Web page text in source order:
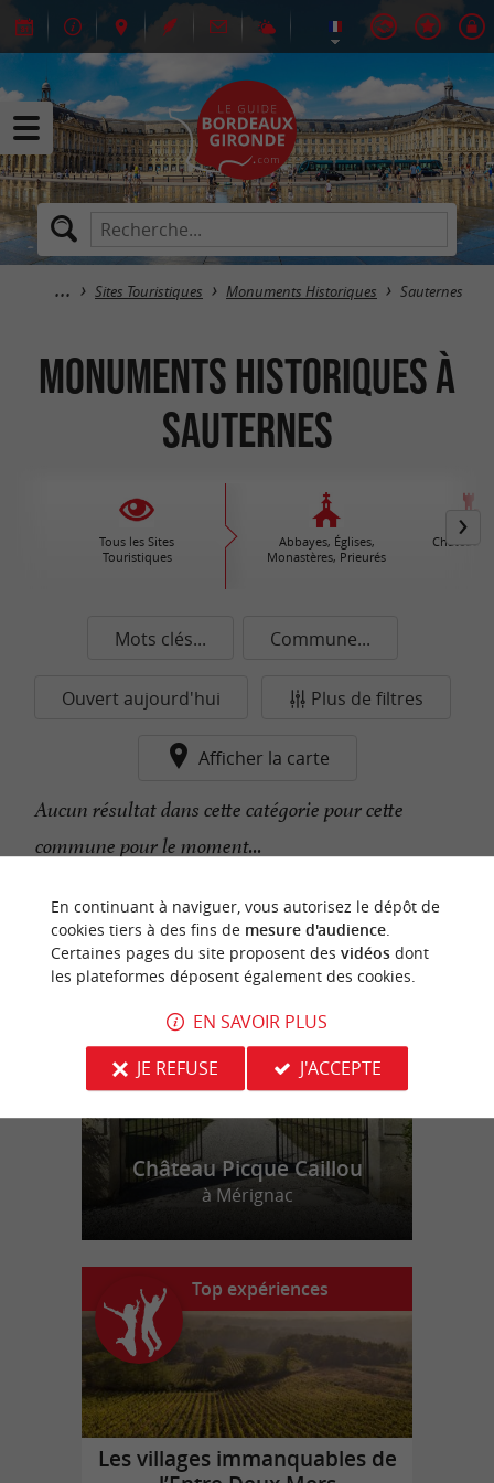
Sites Touristiques Monuments Historiques Sauternes
Monuments Historiques à
Sauternes
Tous les Sites
Touristiques
Abbayes, Églises,
Monastères, Prieurés
Châteaux
Mots clés... Commune...
Ouvert aujourd'hui Plus de filtres
Afficher la carte
Aucun résultat dans cette catégorie pour cette
commune pour le moment...
n
o
t
r
e
c
o
u
p
d
e
c
o
e
u
r
Château Picque Caillou
à Mérignac
Top expériences
Les villages immanquables de
En continuant à naviguer, vous autorisez le dépôt de
cookies tiers à des fins de mesure d'audience.
Certaines pages du site proposent des vidéosdont
les plateformes déposent également des cookies.
EN SAVOIR PLUS
JE REFUSE
J'ACCEPTE